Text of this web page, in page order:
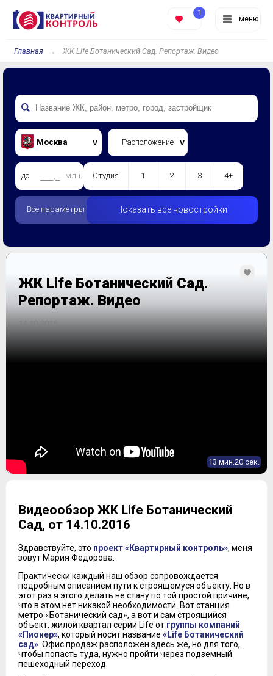
меню
1
Главная ЖК Life Ботанический Сад. Репортаж. Видео
Москва Расположение
до млн. Студия 1 2 3 4+
Все параметры Показать все новостройки
ЖК Life Ботанический Сад.
Репортаж. Видео
13 мин.20 сек.
Видеообзор ЖК Life Ботанический
Сад, от 14.10.2016
Здравствуйте, это проект «Квартирный контроль», меня
зовут Мария Фёдорова.
Практически каждый наш обзор сопровождается
подробным описанием пути к строящемуся объекту. Но в
этот раз я этого делать не стану по той простой причине,
что в этом нет никакой необходимости. Вот станция
метро «Ботанический сад», а вот и сам строящийся
объект, жилой квартал серии Life от группы компаний
«Пионер», который носит название «Life Ботанический
сад» . Офис продаж расположен здесь же, но для того,
чтобы попасть туда, нужно пройти через подземный
пешеходный переход.